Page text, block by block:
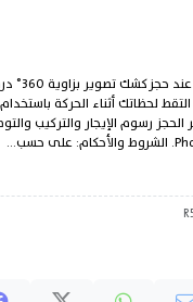
أحصل على
لحظاتك أثناء الحركة
الحجز رسوم الإيجار والتركيب